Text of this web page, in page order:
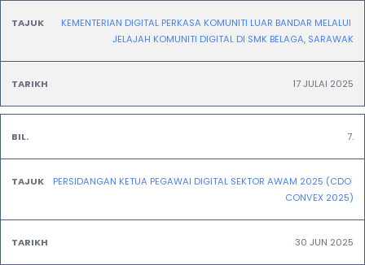
KEMENTERIAN DIGITAL PERKASA KOMUNITI LUAR BANDAR MELALUI
JELAJAH KOMUNITI DIGITAL DI SMK BELAGA, SARAWAK
17 JULAI 2025
7.
PERSIDANGAN KETUA PEGAWAI DIGITAL SEKTOR AWAM 2025 (CDO
CONVEX 2025)
30 JUN 2025